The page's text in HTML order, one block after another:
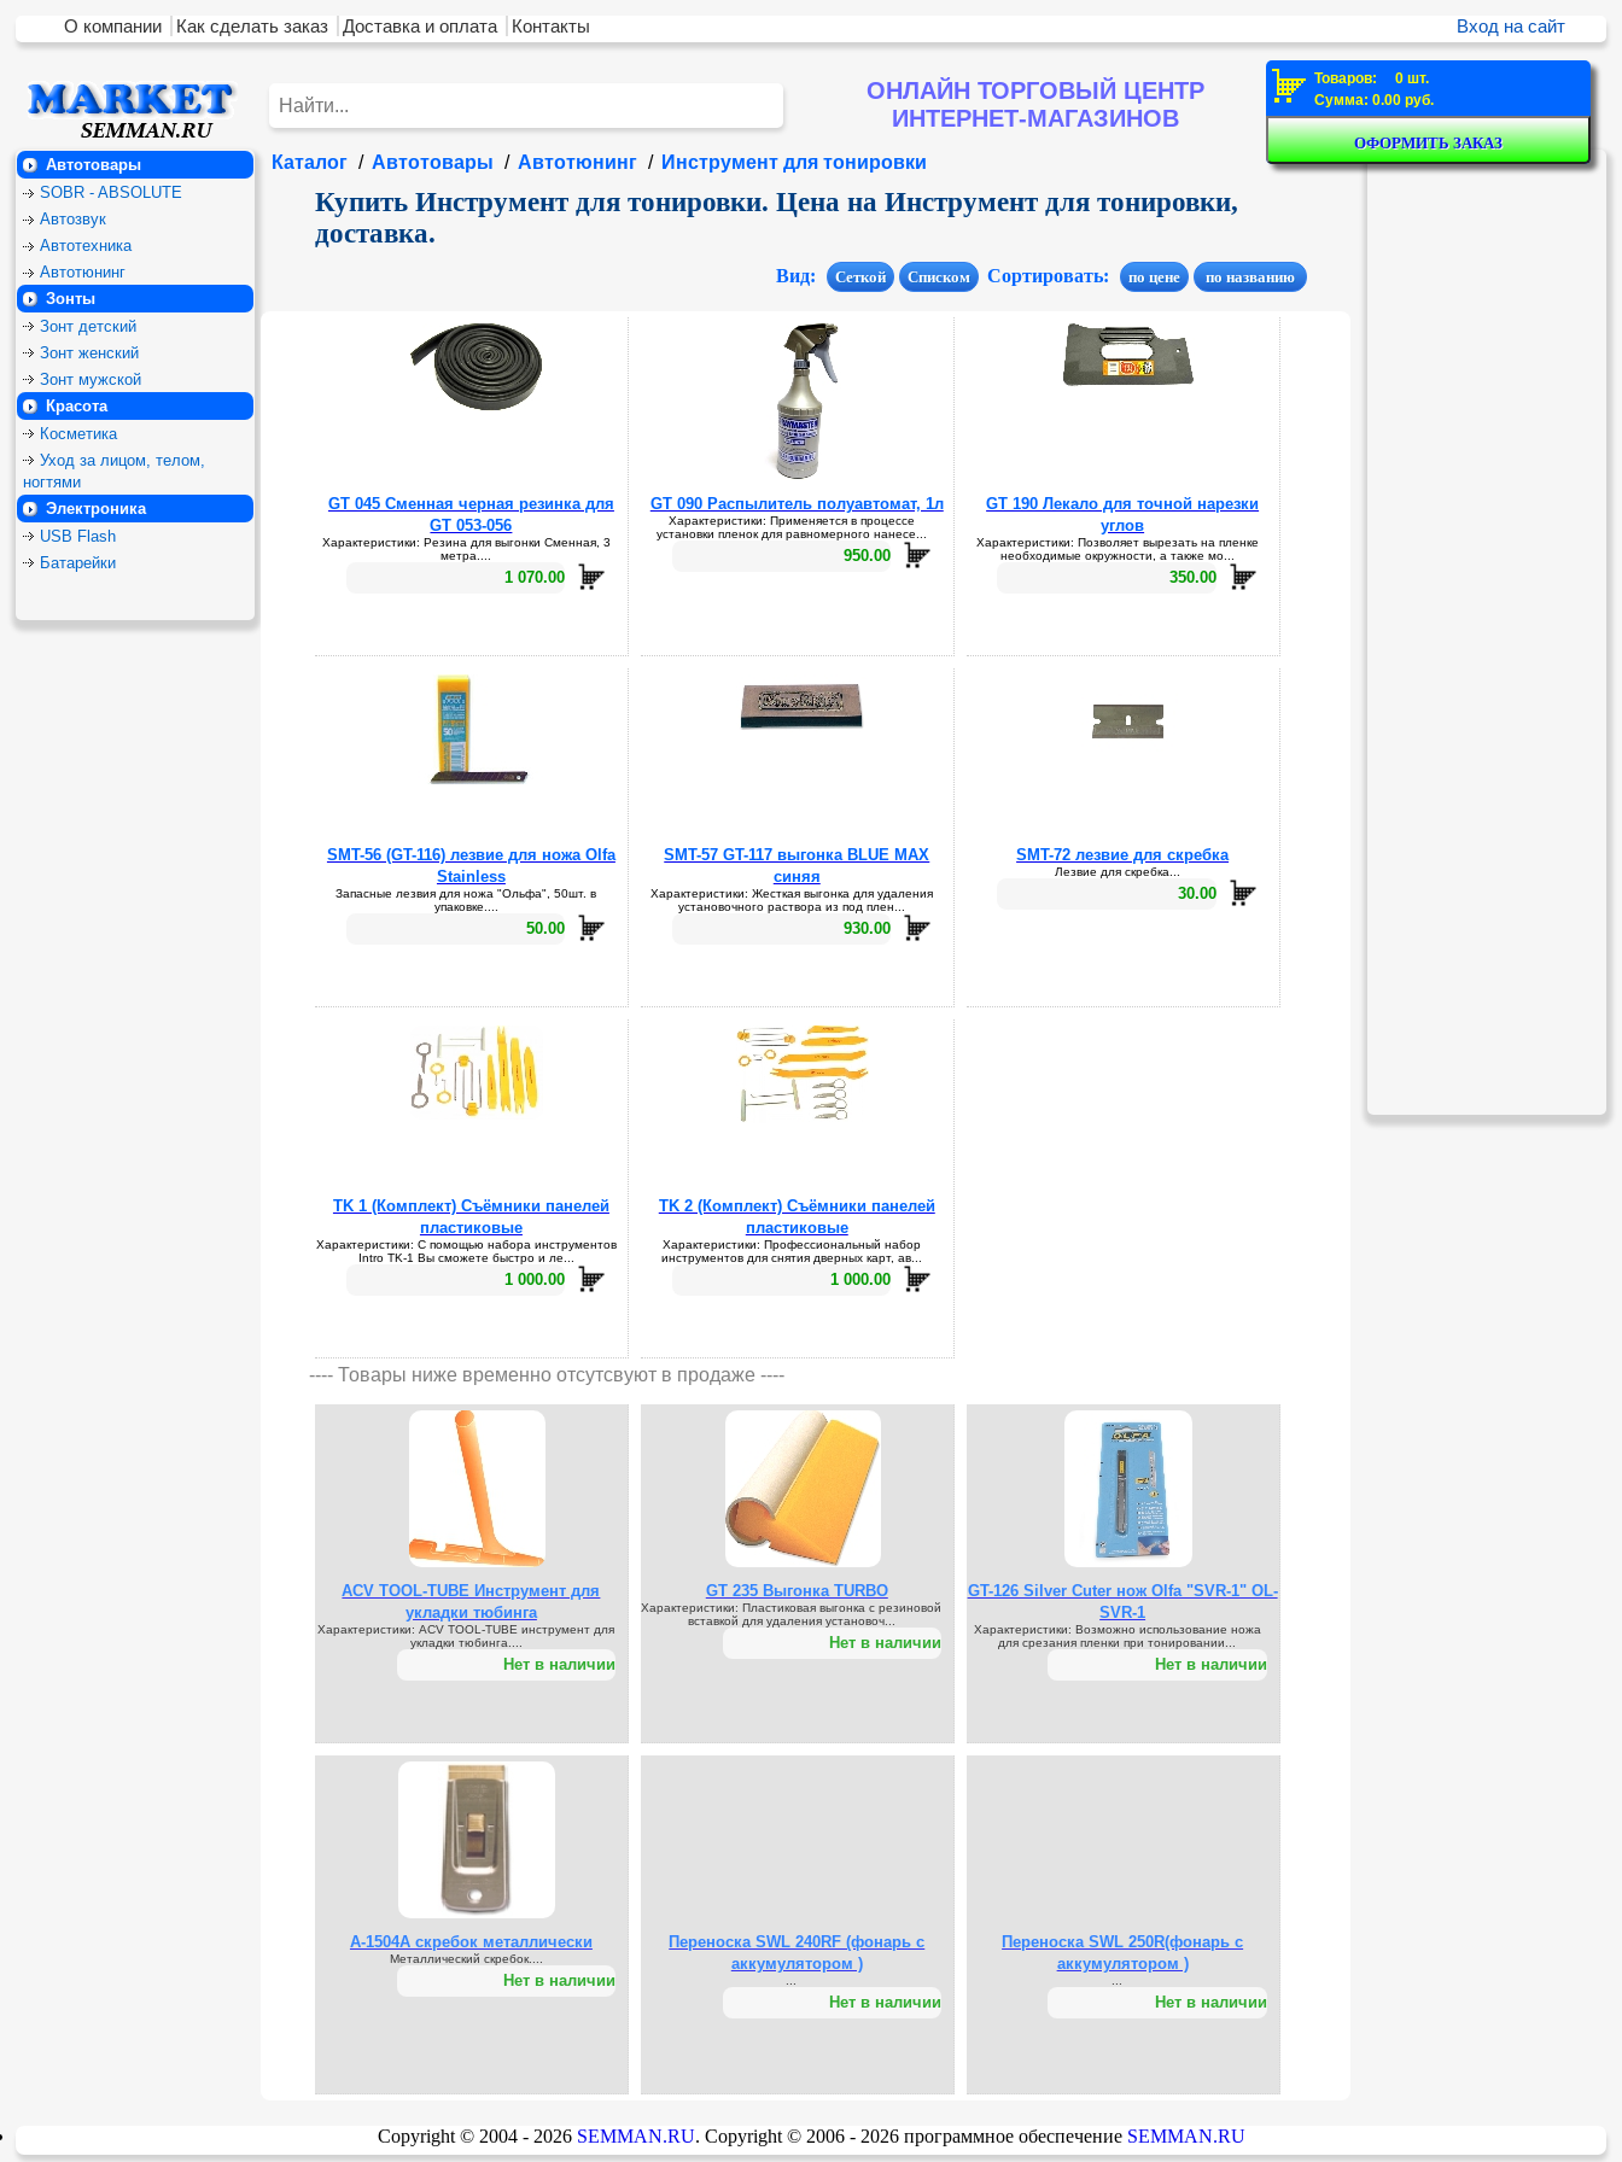
О компании Как сделать заказ Доставка и оплата Контакты Вход на сайт
ОНЛАЙН ТОРГОВЫЙ ЦЕНТР
ИНТЕРНЕТ-МАГАЗИНОВ
Товаров: 0 шт.
Сумма: 0.00 руб.
Автотовары
SOBR - ABSOLUTE
Автозвук
Автотехника
Автотюнинг
Зонты
Зонт детский
Зонт женский
Зонт мужской
Красота
Косметика
Уход за лицом, телом,
ногтями
Электроника
USB Flash
Батарейки
Каталог / Автотовары / Автотюнинг / Инструмент для тонировки
Купить Инструмент для тонировки. Цена на Инструмент для тонировки,
доставка.
Вид: Сеткой Списком Сортировать:
GT 045 Сменная черная резинка для
GT 053-056
Характеристики: Резина для выгонки Сменная, 3
метра....
1 070.00
GT 090 Распылитель полуавтомат, 1л
Характеристики: Применяется в процессе
установки пленок для равномерного нанесе...
950.00
GT 190 Лекало для точной нарезки
углов
Характеристики: Позволяет вырезать на пленке
необходимые окружности, а также мо...
350.00
SMT-56 (GT-116) лезвие для ножа Olfa
Stainless
Запасные лезвия для ножа "Ольфа", 50шт. в
упаковке....
50.00
SMT-57 GT-117 выгонка BLUE MAX
синяя
Характеристики: Жесткая выгонка для удаления
установочного раствора из под плен...
930.00
SMT-72 лезвие для скребка
Лезвие для скребка...
30.00
TK 1 (Комплект) Съёмники панелей
пластиковые
Характеристики: С помощью набора инструментов
Intro TK-1 Вы сможете быстро и ле...
1 000.00
TK 2 (Комплект) Съёмники панелей
пластиковые
Характеристики: Профессиональный набор
инструментов для снятия дверных карт, ав...
1 000.00
---- Товары ниже временно отсутсвуют в продаже ----
ACV TOOL-TUBE Инструмент для
укладки тюбинга
Характеристики: ACV TOOL-TUBE инструмент для
укладки тюбинга....
Нет в наличии
GT 235 Выгонка TURBO
Характеристики: Пластиковая выгонка с резиновой
вставкой для удаления установоч...
Нет в наличии
GT-126 Silver Cuter нож Olfa "SVR-1" OL-
SVR-1
Характеристики: Возможно использование ножа
для срезания пленки при тонировании...
Нет в наличии
А-1504А скребок металлически
Металлический скребок....
Нет в наличии
Переноска SWL 240RF (фонарь с
аккумулятором )
...
Нет в наличии
Переноска SWL 250R(фонарь с
аккумулятором )
...
Нет в наличии
Copyright © 2004 - 2026 SEMMAN.RU. Copyright © 2006 - 2026 программное обеспечение SEMMAN.RU